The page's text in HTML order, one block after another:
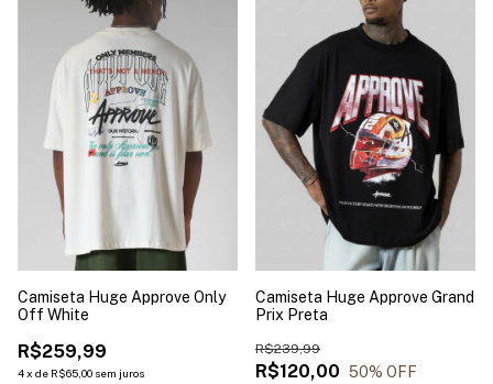
Camiseta Huge Approve Only
Off White
R$259,99
4x de R$65,00 sem juros
Camiseta Huge Approve Grand
Prix Preta
R$120,00
R$239,99
50% OFF